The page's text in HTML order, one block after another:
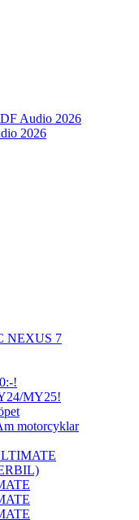
Audio 2026
2026
NEXUS 7
!
MY25!
motorcyklar